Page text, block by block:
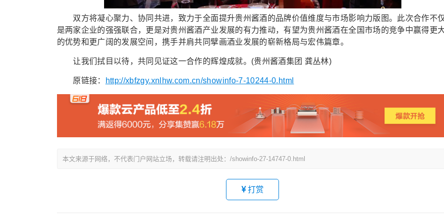
双方将凝心聚力、协同共进，致力于全面提升贵州酱酒的品牌价值维度与市场影响力版图。此次合作不
是两家企业的强强联合，更是对贵州酱酒产业发展的有力推动，有望为贵州酱酒在全国市场的竞争中赢得更
的优势和更广阔的发展空间，携手并肩共同擘画酒业发展的崭新格局与宏伟篇章。
让我们拭目以待，共同见证这一合作的辉煌成就。(贵州酱酒集团 龚丛林)
原链接： http://xbfzgy.xnlhw.com.cn/showinfo-7-10244-0.html
本文来源于网络，不代表门户网站立场，转载请注明出处：/showinfo-27-14747-0.html
打赏